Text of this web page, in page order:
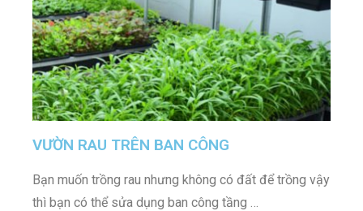
VƯỜN RAU TRÊN BAN CÔNG
Bạn muốn trồng rau nhưng không có đất để trồng vậy
thì bạn có thể sửa dụng ban công tầng …